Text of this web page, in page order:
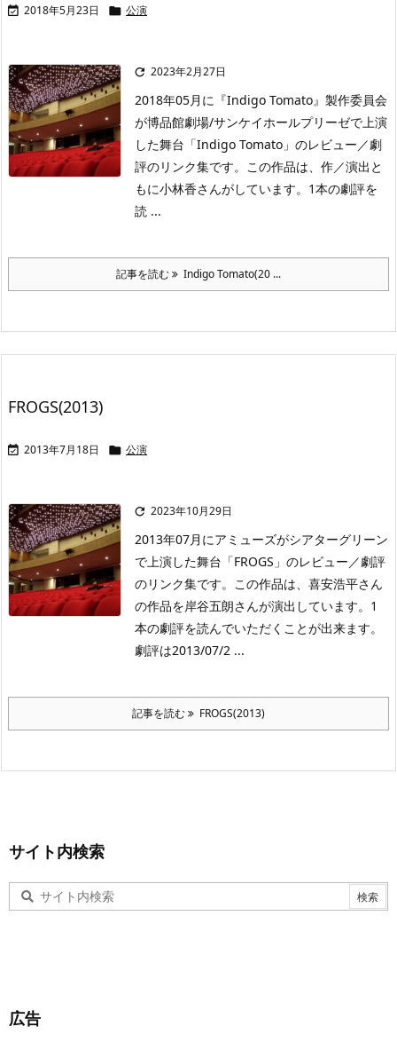
 2018年5月23日  公演
 2023年2月27日
2018年05月に『Indigo Tomato』製作委員会
が博品館劇場/サンケイホールプリーゼで上演
した舞台「Indigo Tomato」のレビュー／劇
評のリンク集です。この作品は、作／演出と
もに小林香さんがしています。1本の劇評を
読 ...
記事を読む Indigo Tomato(20 ...
FROGS(2013)
 2013年7月18日  公演
 2023年10月29日
2013年07月にアミューズがシアターグリーン
で上演した舞台「FROGS」のレビュー／劇評
のリンク集です。この作品は、喜安浩平さん
の作品を岸谷五朗さんが演出しています。1
本の劇評を読んでいただくことが出来ます。
劇評は2013/07/2 ...
記事を読む FROGS(2013)
サイト内検索
広告